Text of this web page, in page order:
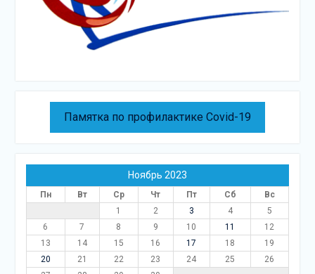
Памятка по профилактике Covid-19
Ноябрь 2023
Пн Вт Ср Чт Пт Сб
Вс
1
2 3 4
5
6
7 8 9 10 11
12
13
14 15 16 17 18
19
20
21 22 23 24 25
26